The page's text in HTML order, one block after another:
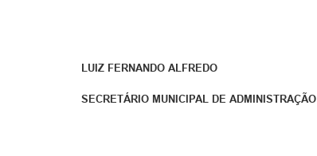
LUIZ FERNANDO ALFREDO
SECRETÁRIO MUNICIPAL DE ADMINISTRAÇÃO